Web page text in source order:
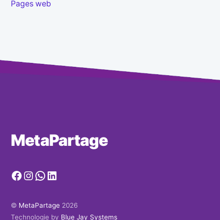
Pages web
MetaPartage
Facebook
Instagram
WhatsApp
LinkedIn
© MetaPartage 2026
Technologie by Blue Jay Systems